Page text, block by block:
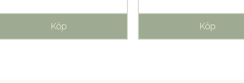
Köp Köp